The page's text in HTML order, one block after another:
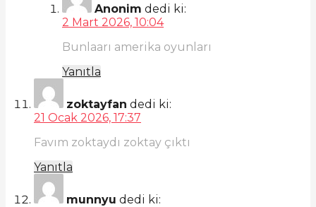
Anonim dedi ki:
2 Mart 2026, 10:04
Bunlaarı amerika oyunları
Yanıtla
zoktayfan dedi ki:
21 Ocak 2026, 17:37
Favım zoktaydı zoktay çıktı
Yanıtla
munnyu dedi ki: